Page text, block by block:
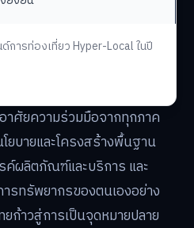
การท่องเที่ยว Hyper-Local ในปี
าศัยความร่วมมือจากทุกภาค
ยบายและโครงสร้างพื้นฐาน
ค์ผลิตภัณฑ์และบริการ และ
รทรัพยากรของตนเองอย่าง
ก้าวสู่การเป็นจุดหมายปลาย